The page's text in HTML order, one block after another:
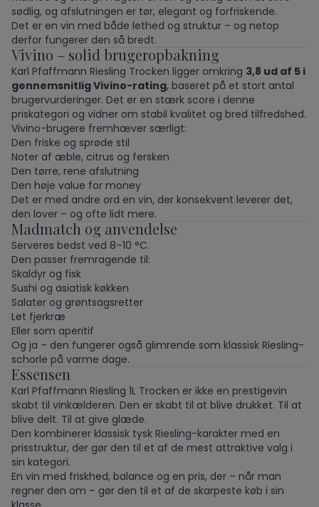
sødlig, og afslutningen er tør, elegant og forfriskende.
Det er en vin med både lethed og struktur – og netop
derfor fungerer den så bredt.
Vivino – solid brugeropbakning
Karl Pfaffmann Riesling Trocken ligger omkring 3,8 ud af 5 i
gennemsnitlig Vivino-rating, baseret på et stort antal
brugervurderinger. Det er en stærk score i denne
priskategori og vidner om stabil kvalitet og bred tilfredshed.
Vivino-brugere fremhæver særligt:
Den friske og sprøde stil
Noter af æble, citrus og fersken
Den tørre, rene afslutning
Den høje value for money
Det er med andre ord en vin, der konsekvent leverer det,
den lover – og ofte lidt mere.
Madmatch og anvendelse
Serveres bedst ved 8–10 °C.
Den passer fremragende til:
Skaldyr og fisk
Sushi og asiatisk køkken
Salater og grøntsagsretter
Let fjerkræ
Eller som aperitif
Og ja – den fungerer også glimrende som klassisk Riesling-
schorle på varme dage.
Essensen
Karl Pfaffmann Riesling 1L Trocken er ikke en prestigevin
skabt til vinkælderen. Den er skabt til at blive drukket. Til at
blive delt. Til at give glæde.
Den kombinerer klassisk tysk Riesling-karakter med en
prisstruktur, der gør den til et af de mest attraktive valg i
sin kategori.
En vin med friskhed, balance og en pris, der – når man
regner den om – gør den til et af de skarpeste køb i sin